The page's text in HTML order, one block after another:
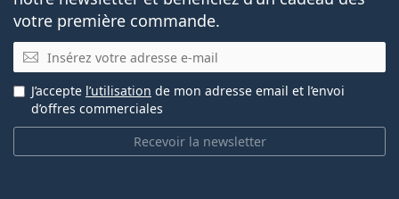
votre première commande.
E-mail
Recevoir la newsletter
J’accepte l’utilisation de mon adresse email et l’envoi
d’offres commerciales